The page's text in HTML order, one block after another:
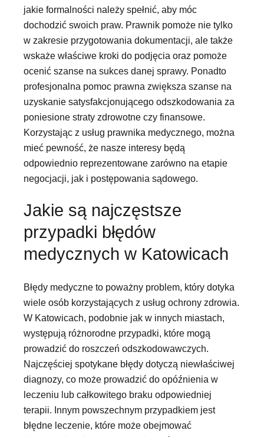
jakie formalności należy spełnić, aby móc
dochodzić swoich praw. Prawnik pomoże nie tylko
w zakresie przygotowania dokumentacji, ale także
wskaże właściwe kroki do podjęcia oraz pomoże
ocenić szanse na sukces danej sprawy. Ponadto
profesjonalna pomoc prawna zwiększa szanse na
uzyskanie satysfakcjonującego odszkodowania za
poniesione straty zdrowotne czy finansowe.
Korzystając z usług prawnika medycznego, można
mieć pewność, że nasze interesy będą
odpowiednio reprezentowane zarówno na etapie
negocjacji, jak i postępowania sądowego.
Jakie są najczęstsze
przypadki błędów
medycznych w Katowicach
Błędy medyczne to poważny problem, który dotyka
wiele osób korzystających z usług ochrony zdrowia.
W Katowicach, podobnie jak w innych miastach,
występują różnorodne przypadki, które mogą
prowadzić do roszczeń odszkodowawczych.
Najczęściej spotykane błędy dotyczą niewłaściwej
diagnozy, co może prowadzić do opóźnienia w
leczeniu lub całkowitego braku odpowiedniej
terapii. Innym powszechnym przypadkiem jest
błędne leczenie, które może obejmować